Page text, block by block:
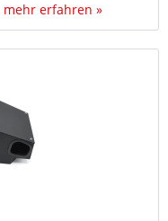
mehr erfahren »